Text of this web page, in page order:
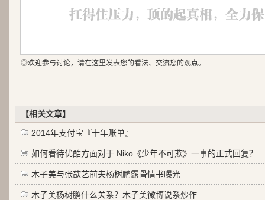
◎欢迎参与讨论，请在这里发表您的看法、交流您的观点。
【相关文章】
2014年支付宝『十年账单』
如何看待优酷方面对于 Niko《少年不可欺》一事的正式回复？
木子美与张歆艺前夫杨树鹏露骨情书曝光
木子美杨树鹏什么关系？木子美微博说系炒作